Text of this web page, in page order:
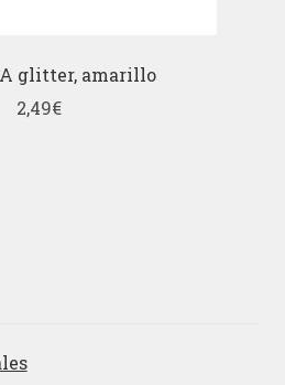
glitter, amarillo
2,49€